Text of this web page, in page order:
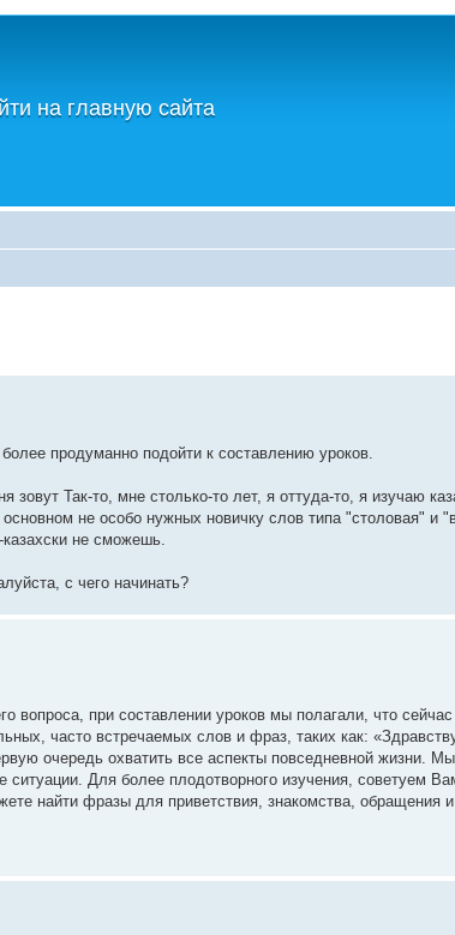
на главную сайта
продуманно подойти к составлению уроков.
Так-то, мне столько-то лет, я оттуда-то, я изучаю
не особо нужных новичку слов типа "столовая" и
казахски не сможешь.
с чего начинать?
при составлении уроков мы полагали, что сейчас
часто встречаемых слов и фраз, таких как:
очередь охватить все аспекты повседневной жизни.
Для более плодотворного изучения, советуем
найти фразы для приветствия, знакомства, обращения